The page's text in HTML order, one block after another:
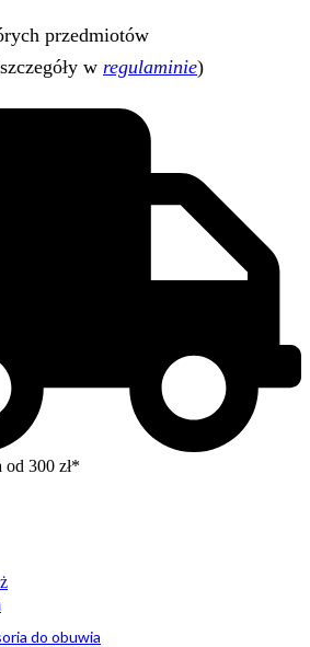
przedmiotów
w regulaminie)
od 300 zł*
do obuwia